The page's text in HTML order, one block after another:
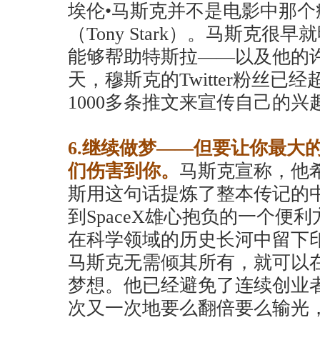
埃伦•马斯克并不是电影中那
（Tony Stark）。马斯克很早
能够帮助特斯拉——以及他的
天，穆斯克的Twitter粉丝已经
1000多条推文来宣传自己的兴
6.继续做梦——但要让你最大
们伤害到你。 马斯克宣称，他
斯用这句话提炼了整本传记的
到SpaceX雄心抱负的一个便
在科学领域的历史长河中留下
马斯克无需倾其所有，就可以
梦想。他已经避免了连续创业
次又一次地要么翻倍要么输光